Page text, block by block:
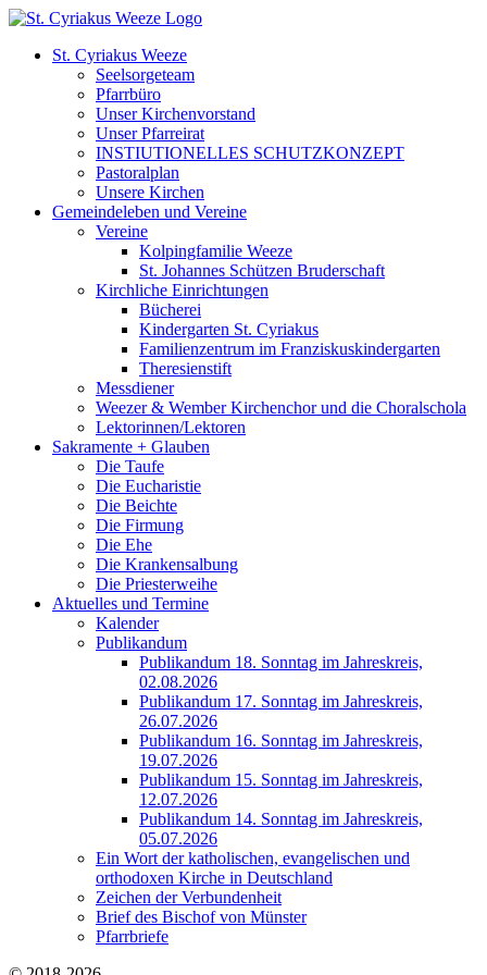
Zum
springenSt. Cyriakus Weeze
Seelsorgeteam
Pfarrbüro
Unser Kirchenvorstand
Unser Pfarreirat
INSTIUTIONELLES SCHUTZKONZEPT
Pastoralplan
Unsere Kirchen
Gemeindeleben und Vereine
Vereine
Kolpingfamilie Weeze
St. Johannes Schützen Bruderschaft
Kirchliche Einrichtungen
Bücherei
Kindergarten St. Cyriakus
Familienzentrum im Franziskuskindergarten
Theresienstift
Messdiener
Weezer & Wember Kirchenchor und die Choralschola
Lektorinnen/Lektoren
Sakramente + Glauben
Die Taufe
Die Eucharistie
Die Beichte
Die Firmung
Die Ehe
Die Krankensalbung
Die Priesterweihe
Aktuelles und Termine
Kalender
Publikandum
Publikandum 18. Sonntag im Jahreskreis,
02.08.2026
Publikandum 17. Sonntag im Jahreskreis,
26.07.2026
Publikandum 16. Sonntag im Jahreskreis,
19.07.2026
Publikandum 15. Sonntag im Jahreskreis,
12.07.2026
Publikandum 14. Sonntag im Jahreskreis,
05.07.2026
Ein Wort der katholischen, evangelischen und
orthodoxen Kirche in Deutschland
Zeichen der Verbundenheit
Brief des Bischof von Münster
Pfarrbriefe